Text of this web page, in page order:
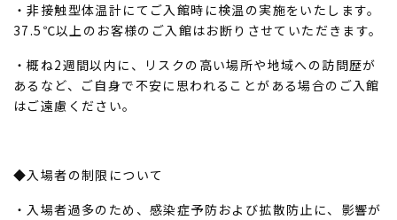
・非接触型体温計にてご入館時に検温の実施をいたします。
37.5℃以上のお客様のご入館はお断りさせていただきます。
・概ね2週間以内に、リスクの高い場所や地域への訪問歴が
あるなど、ご自身で不安に思われることがある場合のご入館
はご遠慮ください。
◆入場者の制限について
・入場者過多のため、感染症予防および拡散防止に、影響が